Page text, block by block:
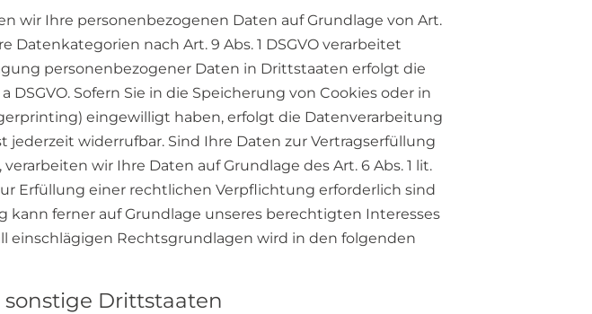
wir Ihre personenbezogenen Daten auf Grundlage von Art.
Datenkategorien nach Art. 9 Abs. 1 DSGVO verarbeitet
personenbezogener Daten in Drittstaaten erfolgt die
Sofern Sie in die Speicherung von Cookies oder in
eingewilligt haben, erfolgt die Datenverarbeitung
jederzeit widerrufbar. Sind Ihre Daten zur Vertragserfüllung
wir Ihre Daten auf Grundlage des Art. 6 Abs. 1 lit.
Erfüllung einer rechtlichen Verpflichtung erforderlich sind
kann ferner auf Grundlage unseres berechtigten Interesses
einschlägigen Rechtsgrundlagen wird in den folgenden
Drittstaaten